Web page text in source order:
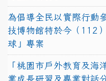
為倡導全民以實際行動
技博物館特於今（112
球」專案
「桃園市戶外教育及海
業成長研習及專業對話